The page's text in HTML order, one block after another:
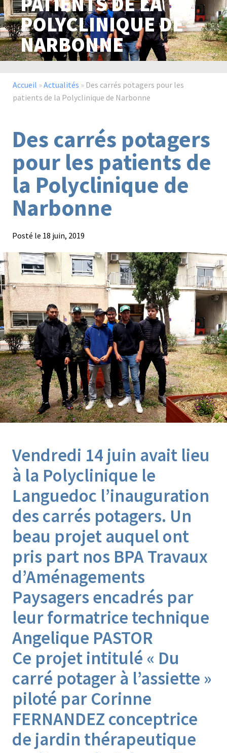
Paysage,
jardins
Commerce
Trouver
sa
voie
POLYCLINIQUE DE
NARBONNE
Accueil »Actualités » Des carrés potagers pour les
patients de la Polyclinique de Narbonne
Des carrés potagers
pour les patients de
la Polyclinique de
Narbonne
Posté le 18 juin, 2019
Vendredi 14 juin avait lieu
à la Polyclinique le
Languedoc l’inauguration
des carrés potagers. Un
beau projet auquel ont
pris part nos BPA Travaux
d’Aménagements
Paysagers encadrés par
leur formatrice technique
Angelique PASTOR
Ce projet intitulé « Du
carré potager à l’assiette »
piloté par Corinne
FERNANDEZ conceptrice
de jardin thérapeutique